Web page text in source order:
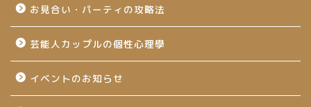
お見合い・パーティの攻略法
芸能人カップルの個性心理學
イベントのお知らせ